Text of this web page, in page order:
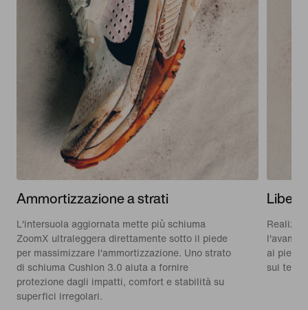
Ammortizzazione a strati
L'intersuola aggiornata mette più schiuma
ZoomX ultraleggera direttamente sotto il piede
per massimizzare l'ammortizzazione. Uno strato
di schiuma Cushlon 3.0 aiuta a fornire
protezione dagli impatti, comfort e stabilità su
superfici irregolari.
ai piedi
sui